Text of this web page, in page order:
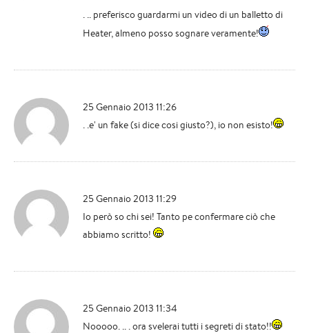
. .. preferisco guardarmi un video di un balletto di
Heater, almeno posso sognare veramente!
25 Gennaio 2013 11:26
. .e' un fake (si dice cosi giusto?), io non esisto!
25 Gennaio 2013 11:29
Io però so chi sei! Tanto pe confermare ciò che
abbiamo scritto!
25 Gennaio 2013 11:34
Nooooo. .. . ora svelerai tutti i segreti di stato!!